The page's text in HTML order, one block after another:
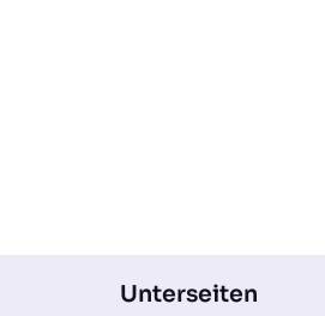
Unterseiten